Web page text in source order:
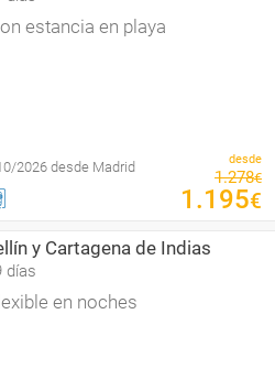
estancia en playa
2026 desde Madrid desde
1.278€
1 .195€
y Cartagena de Indias
días
en noches